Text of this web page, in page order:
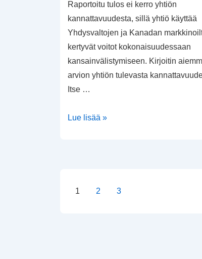
Raportoitu tulos ei kerro yhtiön
kannattavuudesta, sillä yhtiö käyttää
Yhdysvaltojen ja Kanadan
kertyvät voitot kokonaisuudessaan
kansainvälistymiseen. Kirjoitin
arvion yhtiön tulevasta
Itse …
Netflixin
Lue lisää »
Artikkelien
1 2 3